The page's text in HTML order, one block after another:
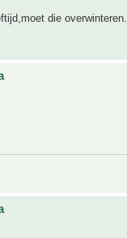
die overwinteren.